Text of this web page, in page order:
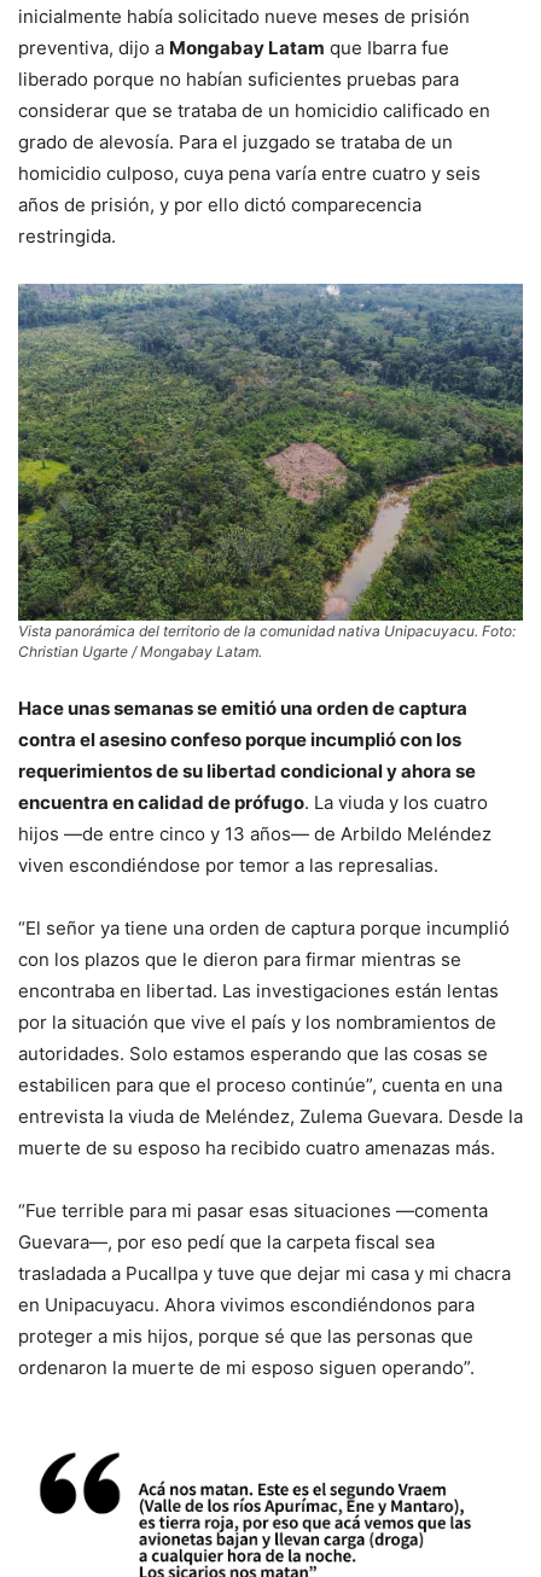
inicialmente había solicitado nueve meses de prisión
preventiva, dijo a Mongabay Latam que Ibarra fue
liberado porque no habían suficientes pruebas para
considerar que se trataba de un homicidio calificado en
grado de alevosía. Para el juzgado se trataba de un
homicidio culposo, cuya pena varía entre cuatro y seis
años de prisión, y por ello dictó comparecencia
restringida.
Vista panorámica del territorio de la comunidad nativa Unipacuyacu. Foto:
Christian Ugarte / Mongabay Latam.
Hace unas semanas se emitió una orden de captura
contra el asesino confeso porque incumplió con los
requerimientos de su libertad condicional y ahora se
encuentra en calidad de prófugo. La viuda y los cuatro
hijos —de entre cinco y 13 años— de Arbildo Meléndez
viven escondiéndose por temor a las represalias.
“El señor ya tiene una orden de captura porque incumplió
con los plazos que le dieron para firmar mientras se
encontraba en libertad. Las investigaciones están lentas
por la situación que vive el país y los nombramientos de
autoridades. Solo estamos esperando que las cosas se
estabilicen para que el proceso continúe”, cuenta en una
entrevista la viuda de Meléndez, Zulema Guevara. Desde la
muerte de su esposo ha recibido cuatro amenazas más.
“Fue terrible para mi pasar esas situaciones —comenta
Guevara—, por eso pedí que la carpeta fiscal sea
trasladada a Pucallpa y tuve que dejar mi casa y mi chacra
en Unipacuyacu. Ahora vivimos escondiéndonos para
proteger a mis hijos, porque sé que las personas que
ordenaron la muerte de mi esposo siguen operando”.